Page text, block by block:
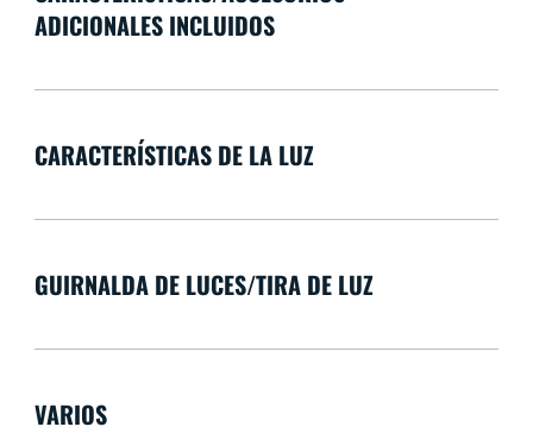
ADICIONALES INCLUIDOS
CARACTERÍSTICAS DE LA LUZ
GUIRNALDA DE LUCES/TIRA DE LUZ
VARIOS